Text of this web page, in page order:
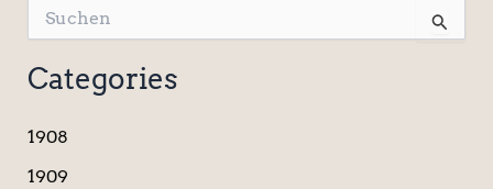
u
c
h
n
a
Categories
1908
1909